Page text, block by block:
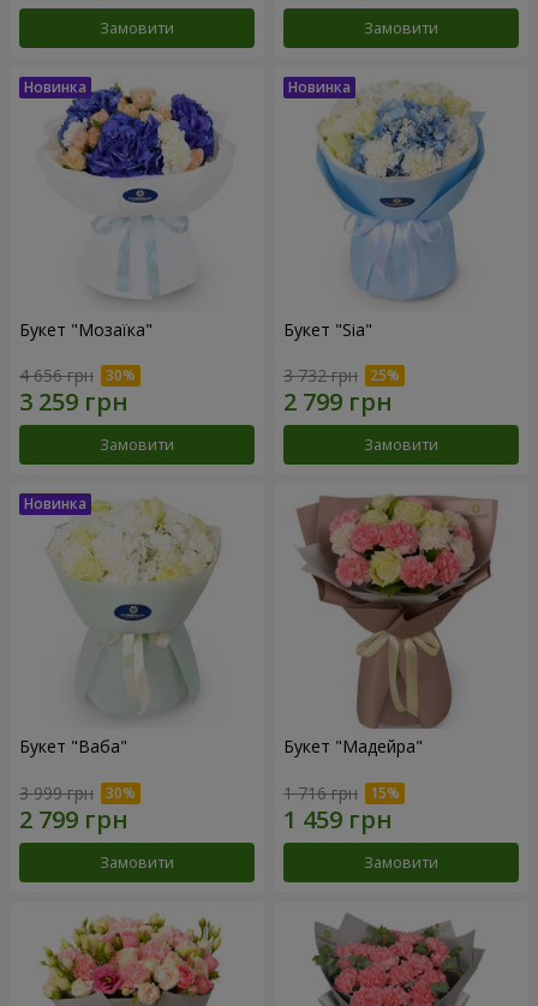
Замовити Замовити
Букет "Мозаїка"
4 656 грн
Замовити
Букет "Sia"
3 732 грн
Замовити
Букет "Ваба"
3 999 грн
Замовити
Букет "Мадейра"
1 716 грн
Замовити